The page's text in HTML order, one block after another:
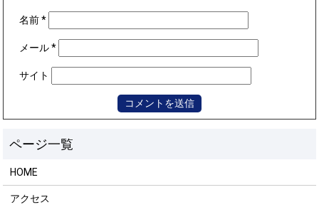
名前*
メール*
サイト
HOME
アクセス